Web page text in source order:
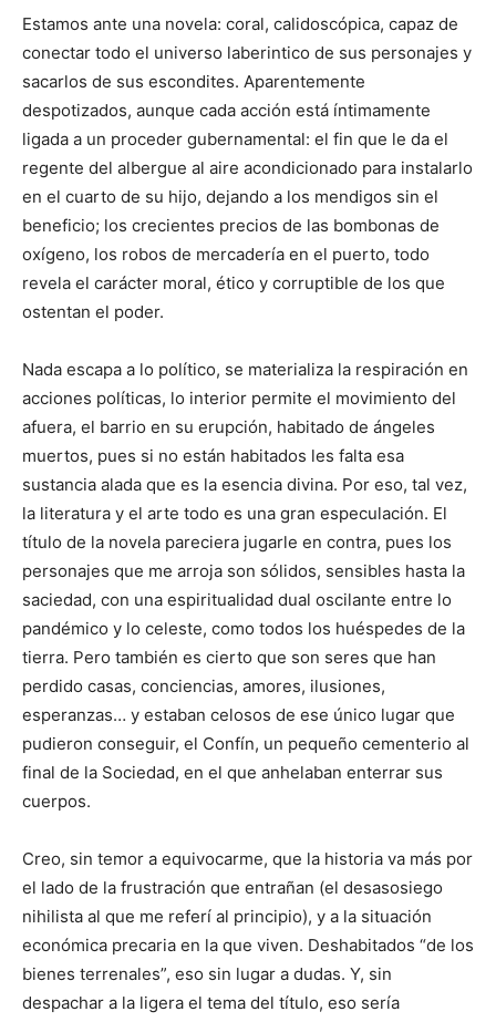
Estamos ante una novela: coral, calidoscópica, capaz de
conectar todo el universo laberintico de sus personajes y
sacarlos de sus escondites. Aparentemente
despotizados, aunque cada acción está íntimamente
ligada a un proceder gubernamental: el fin que le da el
regente del albergue al aire acondicionado para instalarlo
en el cuarto de su hijo, dejando a los mendigos sin el
beneficio; los crecientes precios de las bombonas de
oxígeno, los robos de mercadería en el puerto, todo
revela el carácter moral, ético y corruptible de los que
ostentan el poder.
Nada escapa a lo político, se materializa la respiración en
acciones políticas, lo interior permite el movimiento del
afuera, el barrio en su erupción, habitado de ángeles
muertos, pues si no están habitados les falta esa
sustancia alada que es la esencia divina. Por eso, tal vez,
la literatura y el arte todo es una gran especulación. El
título de la novela pareciera jugarle en contra, pues los
personajes que me arroja son sólidos, sensibles hasta la
saciedad, con una espiritualidad dual oscilante entre lo
pandémico y lo celeste, como todos los huéspedes de la
tierra. Pero también es cierto que son seres que han
perdido casas, conciencias, amores, ilusiones,
esperanzas… y estaban celosos de ese único lugar que
pudieron conseguir, el Confín, un pequeño cementerio al
final de la Sociedad, en el que anhelaban enterrar sus
cuerpos.
Creo, sin temor a equivocarme, que la historia va más por
el lado de la frustración que entrañan (el desasosiego
nihilista al que me referí al principio), y a la situación
económica precaria en la que viven. Deshabitados “de los
bienes terrenales”, eso sin lugar a dudas. Y, sin
despachar a la ligera el tema del título, eso sería